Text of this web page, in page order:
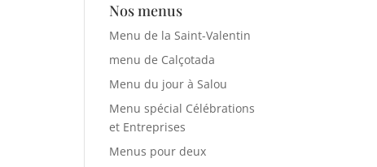
Nos menus
Menu de la Saint-Valentin
menu de Calçotada
Menu du jour à Salou
Menu spécial Célébrations
et Entreprises
Menus pour deux